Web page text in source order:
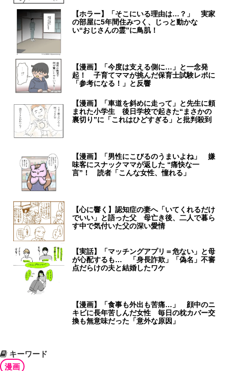
【ホラー】「そこにいる理由は…？」 実家
の部屋に5年間住みつく、じっと動かな
い“おじさんの霊”に鳥肌！
【漫画】「今度は支える側に…」と一念発
起！ 子育てママが挑んだ保育士試験レポに
「参考になる！」と反響
【漫画】「車道を斜めに走って」と先生に頼
まれた小学生 後日学校で起きた“まさかの
裏切り”に「これはひどすぎる」と批判殺到
【漫画】「男性にこびるのうまいよね」 嫌
味客にスナックママが返した “痛快な一
言”！ 読者「こんな女性、憧れる」
【心に響く】認知症の妻へ「いてくれるだけ
でいい」と語った父 母亡き後、二人で暮ら
す中で気付いた父の深い愛情
【実話】「マッチングアプリ＝危ない」と母
が心配するも… 「身長詐欺」「偽名」不審
点だらけの夫と結婚したワケ
【漫画】「食事も外出も苦痛…」 顔中のニ
キビに長年苦しんだ女性 毎日の枕カバー交
換も無意味だった「意外な原因」
キーワード
漫画